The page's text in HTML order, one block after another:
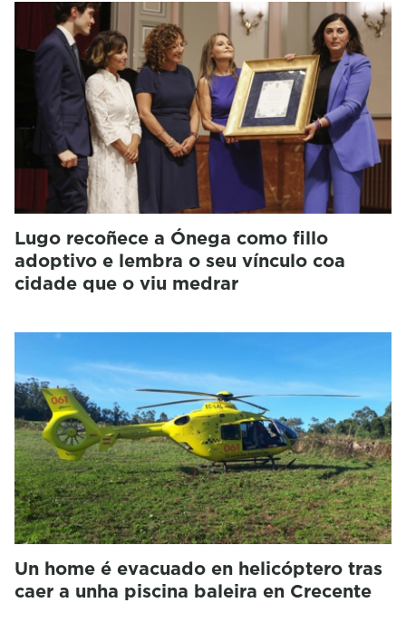
Lugo recoñece a Ónega como fillo
adoptivo e lembra o seu vínculo coa
cidade que o viu medrar
Un home é evacuado en helicóptero tras
caer a unha piscina baleira en Crecente